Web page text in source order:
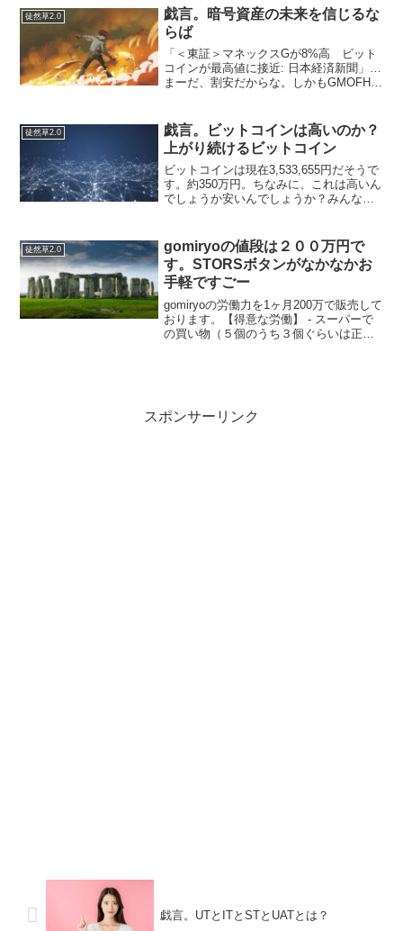
ど、アニメーションの作成もそうですが
システム開発...
徒然草2.0
戯言。暗号資産の未来を信じるな
らば
「＜東証＞マネックスGが8%高 ビット
コインが最高値に接近: 日本経済新聞」…
まーだ、割安だからな。しかもGMOFHも
を下げないといけないがJQSから東証一
部へ...
徒然草2.0
戯言。ビットコインは高いのか？
上がり続けるビットコイン
ビットコインは現在3,533,655円だそうで
す。約350万円。ちなみに、これは高いん
でしょうか安いんでしょうか？みんな、
いませんが、別に高いとは思っていませ
ん。高いと...
徒然草2.0
gomiryoの値段は２００万円で
す。STORSボタンがなかなかお
手軽ですごー
gomiryoの労働力を1ヶ月200万で販売して
おります。【得意な労働】 - スーパーで
の買い物（５個のうち３個ぐらいは正し
スポンサーリンク
戯言。UTとITとSTとUATとは？